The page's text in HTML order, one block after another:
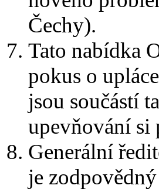
Čechy).
Tato nabídka
pokus o
jsou součástí
upevňování si
Generální
je